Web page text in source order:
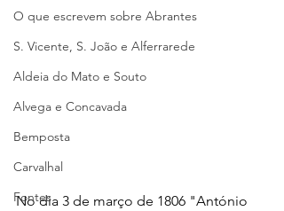
O que escrevem sobre Abrantes
S. Vicente, S. João e Alferrarede
Aldeia do Mato e Souto
Alvega e Concavada
Bemposta
Carvalhal
Fontes
No dia 3 de março de 1806 "António